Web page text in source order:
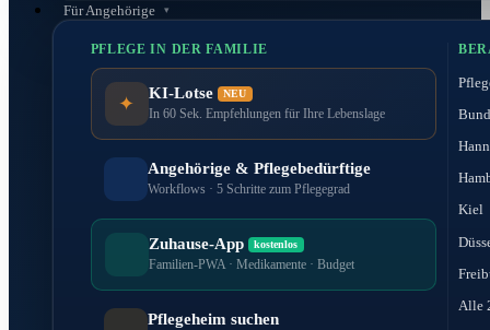
Für Angehörige
PFLEGE IN DER FAMILIE
✦ KI-Lotse NEU
In 60 Sek. Empfehlungen für Ihre Lebenslage
Angehörige & Pflegebedürftige
Workflows · 5 Schritte zum Pflegegrad
Zuhause-App kostenlos
Familien-PWA · Medikamente · Budget
Pflegeheim suchen
Kiel
Alle